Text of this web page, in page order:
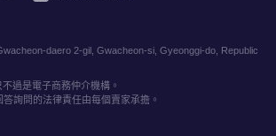
daero 2-gil, Gwacheon-si, Gyeonggi-do, Republic
過是電子商務仲介機構。
詢問的法律責任由每個賣家承擔。